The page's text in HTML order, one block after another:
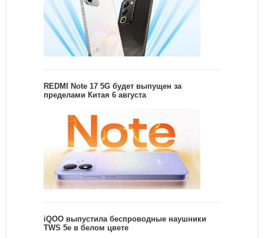
REDMI Note 17 5G будет выпущен за
пределами Китая 6 августа
iQOO выпустила беспроводные наушники
TWS 5e в белом цвете